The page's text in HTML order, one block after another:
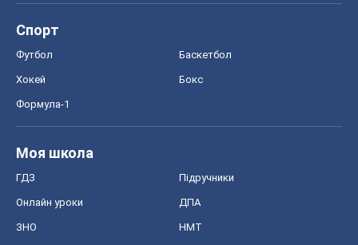
Спорт
Футбол Баскетбол
Хокей Бокс
Формула-1
Моя школа
ГДЗ Підручники
Онлайн уроки ДПА
ЗНО НМТ